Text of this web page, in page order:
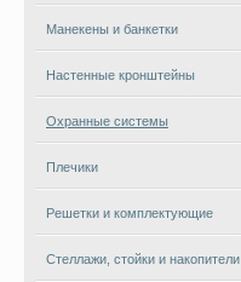
Манекены и банкетки
Настенные кронштейны
Охранные системы
Плечики
Решетки и комплектующие
Стеллажи, стойки и накопители